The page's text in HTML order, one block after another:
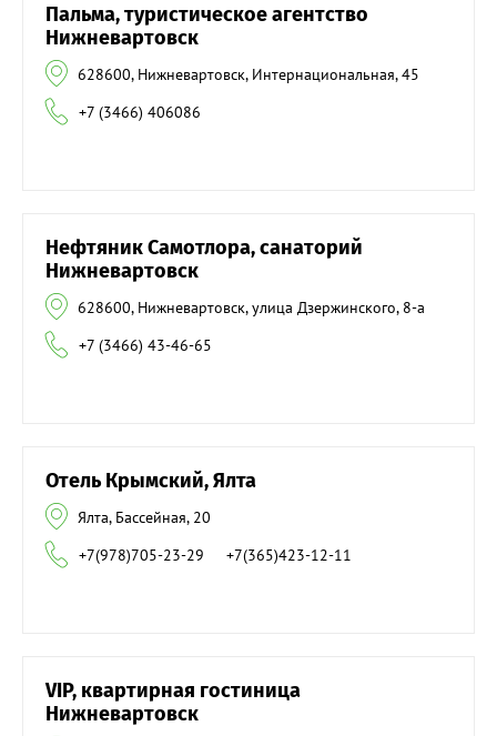
Пальма, туристическое агентство
Нижневартовск
628600, Нижневартовск, Интернациональная, 45
+7 (3466) 406086
Нефтяник Самотлора, санаторий
Нижневартовск
628600, Нижневартовск, улица Дзержинского, 8-а
+7 (3466) 43-46-65
Отель Крымский, Ялта
Ялта, Бассейная, 20
+7(978)705-23-29
+7(365)423-12-11
VIP, квартирная гостиница
Нижневартовск